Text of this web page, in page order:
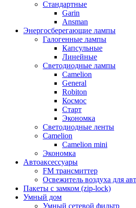
Стандартные
Garin
Ansman
Энергосберегающие лампы
Галогенные лампы
Капсульные
Линейные
Светодиодные лампы
Camelion
General
Robiton
Космос
Старт
Экономка
Светодиодные ленты
Camelion
Camelion mini
Экономка
Автоаксессуары
FM трансмиттер
Освежитель воздуха для
Пакеты с замком (zip-lock)
Умный дом
Умный сетевой фильтр